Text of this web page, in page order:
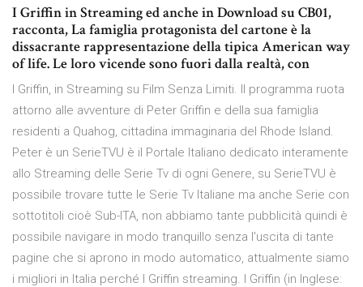
I Griffin in Streaming ed anche in Download su CB01,
racconta, La famiglia protagonista del cartone è la
dissacrante rappresentazione della tipica American way
of life. Le loro vicende sono fuori dalla realtà, con
I Griffin, in Streaming su Film Senza Limiti. Il programma ruota
attorno alle avventure di Peter Griffin e della sua famiglia
residenti a Quahog, cittadina immaginaria del Rhode Island.
Peter è un SerieTVU è il Portale Italiano dedicato interamente
allo Streaming delle Serie Tv di ogni Genere, su SerieTVU è
possibile trovare tutte le Serie Tv Italiane ma anche Serie con
sottotitoli cioè Sub-ITA, non abbiamo tante pubblicità quindi è
possibile navigare in modo tranquillo senza l'uscita di tante
pagine che si aprono in modo automatico, attualmente siamo
i migliori in Italia perché I Griffin streaming. I Griffin (in Inglese: